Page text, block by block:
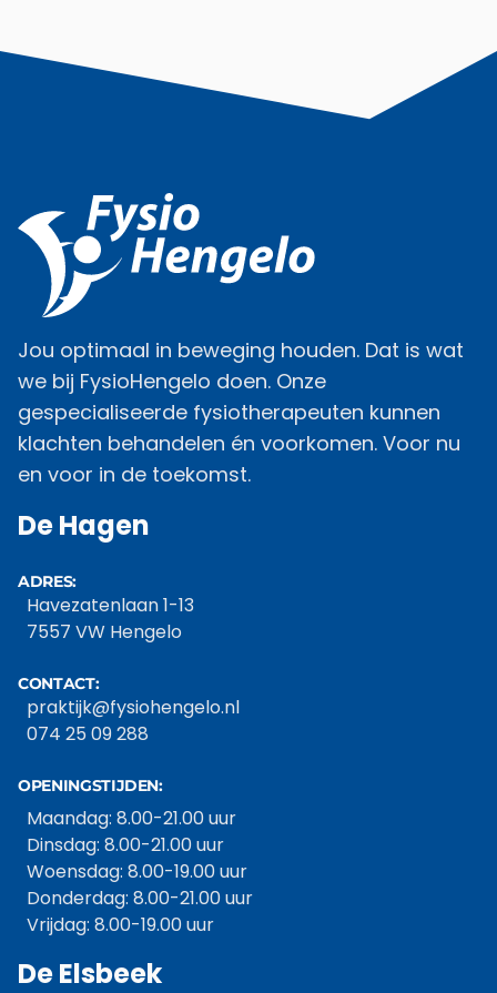
Jou optimaal in beweging houden. Dat is wat
we bij FysioHengelo doen. Onze
gespecialiseerde fysiotherapeuten kunnen
klachten behandelen én voorkomen. Voor nu
en voor in de toekomst.
De Hagen
ADRES:
Havezatenlaan 1-13
7557 VW Hengelo
CONTACT:
praktijk@fysiohengelo.nl
074 25 09 288
OPENINGSTIJDEN:
Maandag: 8.00-21.00 uur
Dinsdag: 8.00-21.00 uur
Woensdag: 8.00-19.00 uur
Donderdag: 8.00-21.00 uur
Vrijdag: 8.00-19.00 uur
De Elsbeek